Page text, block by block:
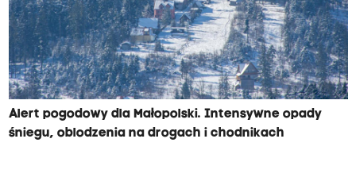
Alert pogodowy dla Małopolski. Intensywne opady
śniegu, oblodzenia na drogach i chodnikach